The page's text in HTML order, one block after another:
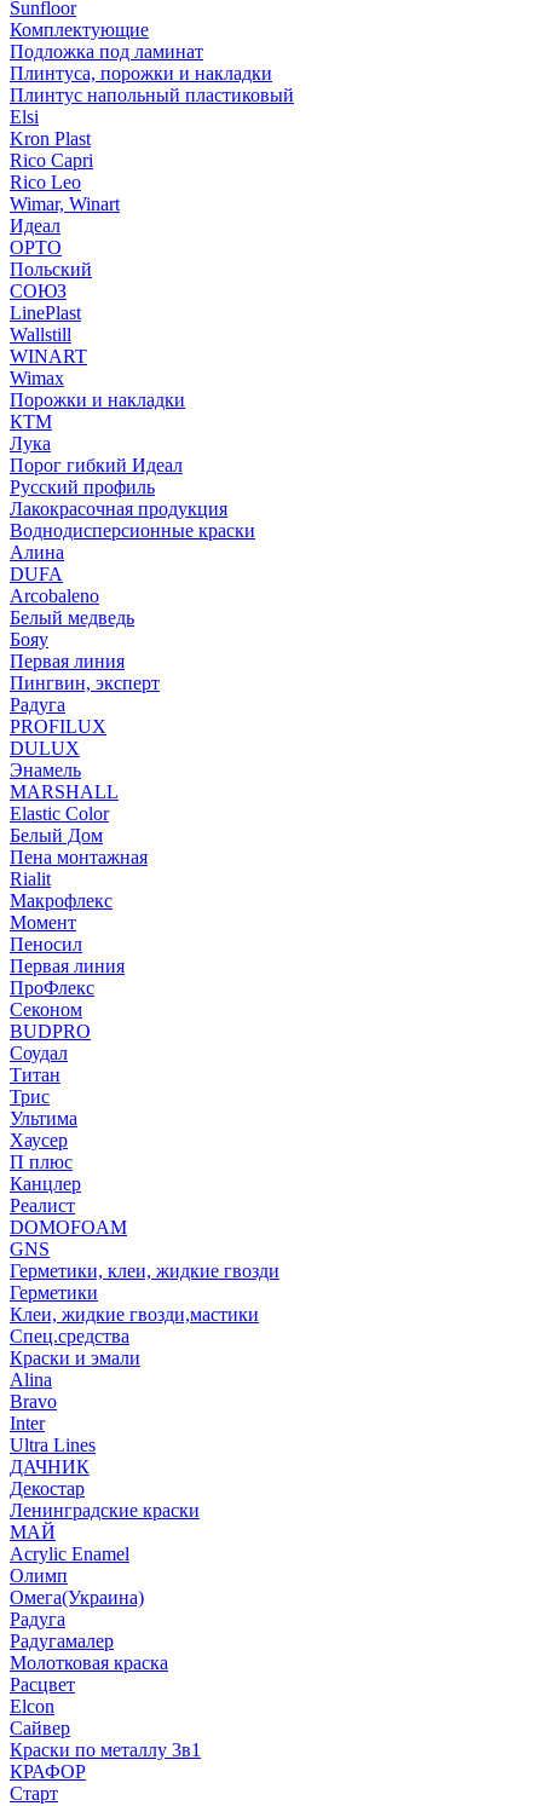
Sunfloor
Комплектующие
Подложка под ламинат
Плинтуса, порожки и накладки
Плинтус напольный пластиковый
Elsi
Kron Plast
Rico Capri
Rico Leo
Wimar, Winart
Идеал
ОРТО
Польский
СОЮЗ
LinePlast
Wallstill
WINART
Wimax
Порожки и накладки
КТМ
Лука
Порог гибкий Идеал
Русский профиль
Лакокрасочная продукция
Воднодисперсионные краски
Алина
DUFA
Arcobaleno
Белый медведь
Бояу
Первая линия
Пингвин, эксперт
Радуга
PROFILUX
DULUX
Энамель
MARSHALL
Elastic Color
Белый Дом
Пена монтажная
Rialit
Макрофлекс
Момент
Пеносил
Первая линия
ПроФлекс
Секоном
BUDPRO
Соудал
Титан
Трис
Ультима
Хаусер
П плюс
Канцлер
Реалист
DOMOFOAM
GNS
Герметики, клеи, жидкие гвозди
Герметики
Клеи, жидкие гвозди,мастики
Спец.средства
Краски и эмали
Alina
Bravo
Inter
Ultra Lines
ДАЧНИК
Декостар
Ленинградские краски
МАЙ
Acrylic Enamel
Олимп
Омега(Украина)
Радуга
Радугамалер
Молотковая краска
Расцвет
Elcon
Сайвер
Краски по металлу 3в1
КРАФОР
Старт